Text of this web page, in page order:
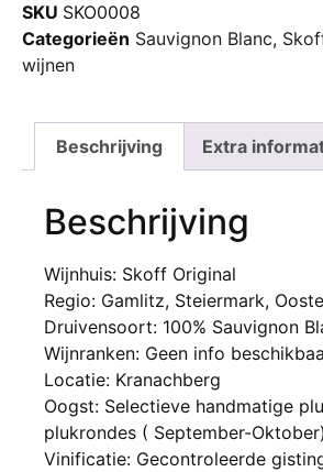
SKU SKO0008
Categorieën Sauvignon Blanc,
wijnen
Beschrijving Extra
Beschrijving
Wijnhuis: Skoff Original
Regio: Gamlitz, Steiermark,
Druivensoort: 100% Sauvignon
Wijnranken: Geen info
Locatie: Kranachberg
Oogst: Selectieve handmatige
plukrondes ( September-Oktober)
Vinificatie: Gecontroleerde